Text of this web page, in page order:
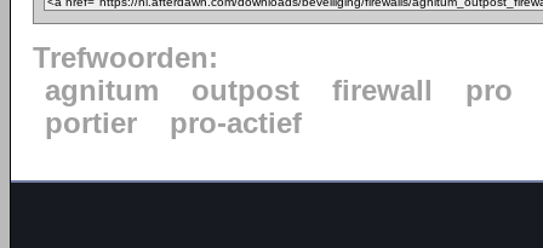
Trefwoorden:
agnitum
outpost firewall
pro
portier
pro-actief